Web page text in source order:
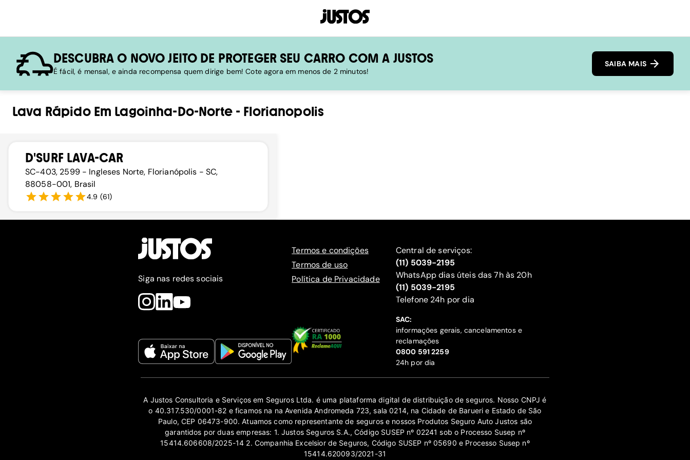
DESCUBRA O NOVO JEITO DE PROTEGER SEU CARRO COM A JUSTOS
É fácil, é mensal, e ainda recompensa quem dirige bem! Cote agora em menos de 2 minutos!
SAIBA MAIS
Lava RápidoEm Lagoinha-Do-Norte- Florianopolis
D'SURF LAVA-CAR
SC-403, 2599 - Ingleses Norte, Florianópolis - SC,
88058-001, Brasil
4.9 (61)
Siga nas redes sociais
Termos e condições
Termos de uso
Política de Privacidade
Central de serviços:
(11) 5039-2195
WhatsApp dias úteis das 7h às 20h
(11) 5039-2195
‍Telefone 24h por dia
SAC:
informações gerais, cancelamentos e
reclamações
‍0800 591 2259
24h por dia
A Justos Consultoria e Serviços em Seguros Ltda. é uma plataforma digital de distribuição de seguros. Nosso CNPJ é
o 40.317.530/0001-82 e ficamos na na Avenida Andromeda 723, sala 0214, na Cidade de Barueri e Estado de São
Paulo, CEP 06473-900. Atuamos como representante de seguros e nossos Produtos Seguro Auto Justos são
garantidos por duas empresas: 1. Justos Seguros S.A., Código SUSEP nº 02241 sob o Processo Susep nº
15414.606608/2025-14 2. Companhia Excelsior de Seguros, Código SUSEP nº 05690 e Processo Susep nº
15414.620093/2021-31